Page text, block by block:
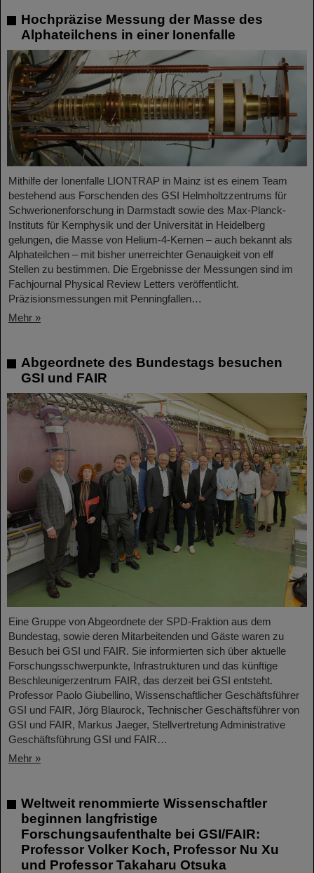
Hochpräzise Messung der Masse des
Alphateilchens in einer Ionenfalle
Mithilfe der Ionenfalle LIONTRAP in Mainz ist es einem Team
bestehend aus Forschenden des GSI Helmholtzzentrums für
Schwerionenforschung in Darmstadt sowie des Max-Planck-
Instituts für Kernphysik und der Universität in Heidelberg
gelungen, die Masse von Helium-4-Kernen – auch bekannt als
Alphateilchen – mit bisher unerreichter Genauigkeit von elf
Stellen zu bestimmen. Die Ergebnisse der Messungen sind im
Fachjournal Physical Review Letters veröffentlicht.
Präzisionsmessungen mit Penningfallen…
Mehr »
Abgeordnete des Bundestags besuchen
GSI und FAIR
Eine Gruppe von Abgeordnete der SPD-Fraktion aus dem
Bundestag, sowie deren Mitarbeitenden und Gäste waren zu
Besuch bei GSI und FAIR. Sie informierten sich über aktuelle
Forschungsschwerpunkte, Infrastrukturen und das künftige
Beschleunigerzentrum FAIR, das derzeit bei GSI entsteht.
Professor Paolo Giubellino, Wissenschaftlicher Geschäftsführer
GSI und FAIR, Jörg Blaurock, Technischer Geschäftsführer von
GSI und FAIR, Markus Jaeger, Stellvertretung Administrative
Geschäftsführung GSI und FAIR…
Mehr »
Weltweit renommierte Wissenschaftler
beginnen langfristige
Forschungsaufenthalte bei GSI/FAIR:
Professor Volker Koch, Professor Nu Xu
und Professor Takaharu Otsuka